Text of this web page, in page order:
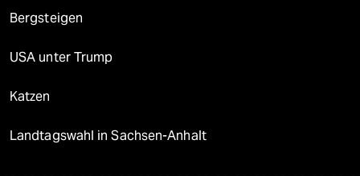
Bergsteigen
USA unter Trump
Katzen
Landtagswahl in Sachsen-Anhalt